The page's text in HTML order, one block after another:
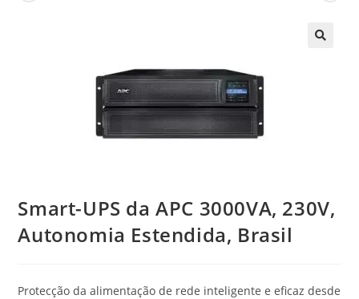
Smart-UPS da APC 3000VA, 230V,
Autonomia Estendida, Brasil
Protecção da alimentação de rede inteligente e eficaz desde